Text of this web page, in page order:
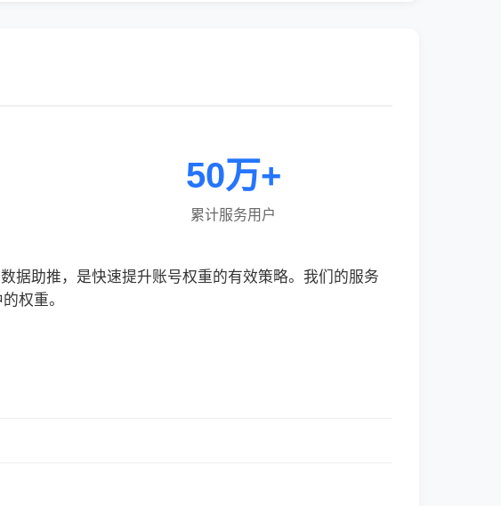
50万+
累计服务用户
据助推，是快速提升账号权重的有效策略。我们的服务
权重。